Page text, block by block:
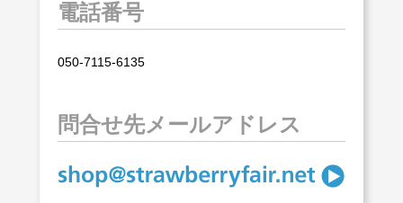
電話番号
050-7115-6135
問合せ先メールアドレス